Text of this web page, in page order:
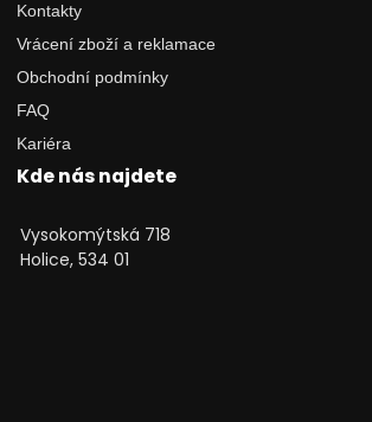
Kontakty
Vrácení zboží a reklamace
Obchodní podmínky
FAQ
Kariéra
Kde nás najdete
Vysokomýtská 718
Holice, 534 01